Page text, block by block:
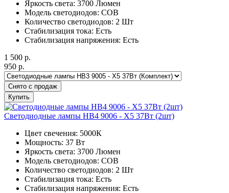
Яркость света: 3700 Люмен
Модель светодиодов: COB
Количество светодиодов: 2 Шт
Стабилизация тока: Есть
Стабилизация напряжения: Есть
1 500 р.
950 р.
Снято с продаж
Купить
Светодиодные лампы HB4 9006 - X5 37Вт (2шт)
Цвет свечения: 5000К
Мощность: 37 Вт
Яркость света: 3700 Люмен
Модель светодиодов: COB
Количество светодиодов: 2 Шт
Стабилизация тока: Есть
Стабилизация напряжения: Есть